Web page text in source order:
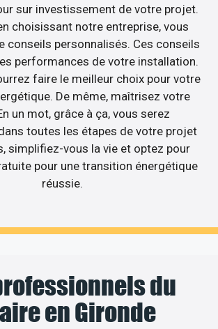
sur investissement de votre projet.
choisissant notre entreprise, vous
conseils personnalisés. Ces conseils
performances de votre installation.
faire le meilleur choix pour votre
De même, maîtrisez votre
un mot, grâce à ça, vous serez
toutes les étapes de votre projet
simplifiez-vous la vie et optez pour
pour une transition énergétique
réussie.
du
en Gironde